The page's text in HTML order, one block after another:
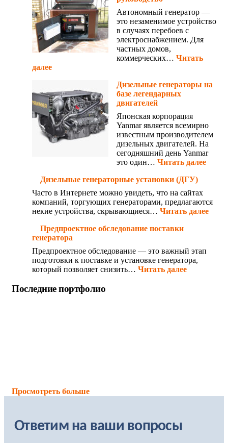
Автономный генератор —
это незаменимое устройство
в случаях перебоев с
электроснабжением. Для
частных домов,
коммерческих… Читать
далее
Дизельные генераторы на
базе легендарных
двигателей
Японская корпорация
Yanmar является всемирно
известным производителем
дизельных двигателей. На
сегодняшний день Yanmar
это один… Читать далее
Дизельные генераторные установки (ДГУ)
Часто в Интернете можно увидеть, что на сайтах
компаний, торгующих генераторами, предлагаются
некие устройства, скрывающиеся… Читать далее
Предпроектное обследование поставки
генератора
Предпроектное обследование — это важный этап
подготовки к поставке и установке генератора,
который позволяет снизить… Читать далее
Последние портфолио
Просмотреть больше
Ответим на ваши вопросы